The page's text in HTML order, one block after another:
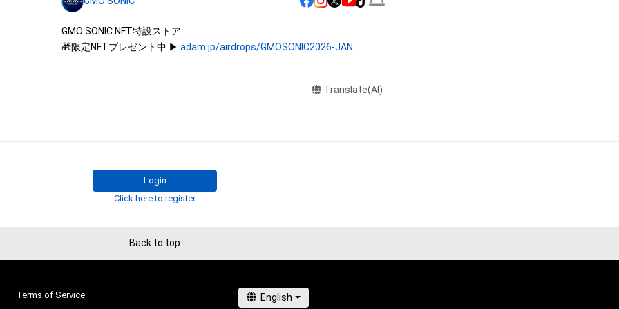
を受けている者からの事前の同意なしに、上記の「本アイテムの保有者が有
する権利」の範囲を超えた行為、知的財産権を侵害するおそれのある行為
・本アイテムに関する創作物の利用については、公序良俗や法令に反する利
GMO SONIC NFT特設ストア
🎁限定NFTプレゼント中 ▶︎ adam.jp/airdrops/GMOSONIC2026-JAN
Translate(AI)
Login
Click here to register
Back to top
Terms of Service